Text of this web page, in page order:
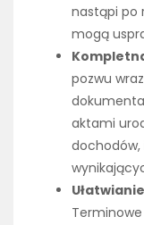
nastąpi po
mogą
pozwu
aktami
dochodów,